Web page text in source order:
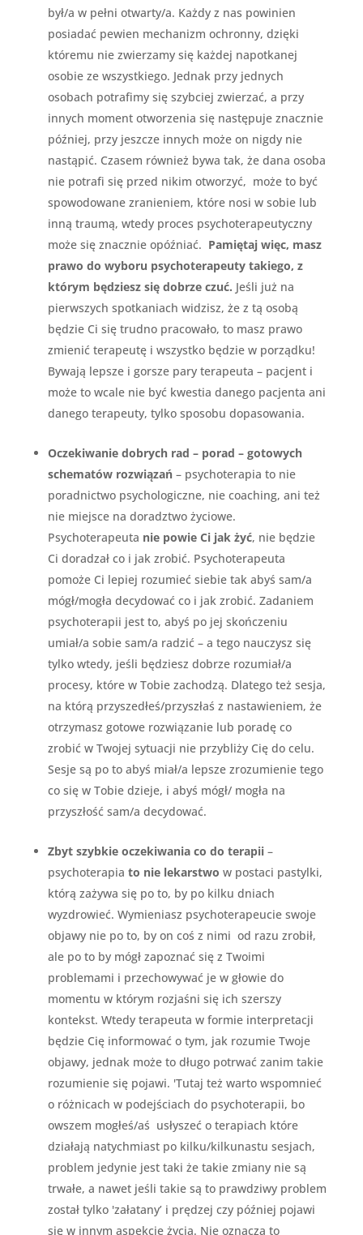
był/a w pełni otwarty/a. Każdy z nas powinien
posiadać pewien mechanizm ochronny, dzięki
któremu nie zwierzamy się każdej napotkanej
osobie ze wszystkiego. Jednak przy jednych
osobach potrafimy się szybciej zwierzać, a przy
innych moment otworzenia się następuje znacznie
później, przy jeszcze innych może on nigdy nie
nastąpić. Czasem również bywa tak, że dana osoba
nie potrafi się przed nikim otworzyć, może to być
spowodowane zranieniem, które nosi w sobie lub
inną traumą, wtedy proces psychoterapeutyczny
może się znacznie opóźniać. Pamiętaj więc, masz
prawo do wyboru psychoterapeuty takiego, z
którym będziesz się dobrze czuć. Jeśli już na
pierwszych spotkaniach widzisz, że z tą osobą
będzie Ci się trudno pracowało, to masz prawo
zmienić terapeutę i wszystko będzie w porządku!
Bywają lepsze i gorsze pary terapeuta – pacjent i
może to wcale nie być kwestia danego pacjenta ani
danego terapeuty, tylko sposobu dopasowania.
Oczekiwanie dobrych rad – porad – gotowych
schematów rozwiązań– psychoterapia to nie
poradnictwo psychologiczne, nie coaching, ani też
nie miejsce na doradztwo życiowe.
Psychoterapeuta nie powie Ci jak żyć, nie będzie
Ci doradzał co i jak zrobić. Psychoterapeuta
pomoże Ci lepiej rozumieć siebie tak abyś sam/a
mógł/mogła decydować co i jak zrobić. Zadaniem
psychoterapii jest to, abyś po jej skończeniu
umiał/a sobie sam/a radzić – a tego nauczysz się
tylko wtedy, jeśli będziesz dobrze rozumiał/a
procesy, które w Tobie zachodzą. Dlatego też sesja,
na którą przyszedłeś/przyszłaś z nastawieniem, że
otrzymasz gotowe rozwiązanie lub poradę co
zrobić w Twojej sytuacji nie przybliży Cię do celu.
Sesje są po to abyś miał/a lepsze zrozumienie tego
co się w Tobie dzieje, i abyś mógł/ mogła na
przyszłość sam/a decydować.
Zbyt szybkie oczekiwania co do terapii–
psychoterapia to nie lekarstwo w postaci pastylki,
którą zażywa się po to, by po kilku dniach
wyzdrowieć. Wymieniasz psychoterapeucie swoje
objawy nie po to, by on coś z nimi od razu zrobił,
ale po to by mógł zapoznać się z Twoimi
problemami i przechowywać je w głowie do
momentu w którym rozjaśni się ich szerszy
kontekst. Wtedy terapeuta w formie interpretacji
będzie Cię informować o tym, jak rozumie Twoje
objawy, jednak może to długo potrwać zanim takie
rozumienie się pojawi. 'Tutaj też warto wspomnieć
o różnicach w podejściach do psychoterapii, bo
owszem mogłeś/aś usłyszeć o terapiach które
działają natychmiast po kilku/kilkunastu sesjach,
problem jedynie jest taki że takie zmiany nie są
trwałe, a nawet jeśli takie są to prawdziwy problem
został tylko 'załatany’ i prędzej czy później pojawi
się w innym aspekcie życia. Nie oznacza to